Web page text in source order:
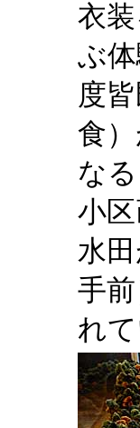
衣
ぶ
度
食
な
小
水
手
れて